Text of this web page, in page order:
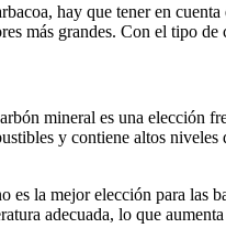
hay que tener en
más grandes. Con el tipo
mineral es una elección
y contiene altos
es la mejor elección para las
adecuada, lo que